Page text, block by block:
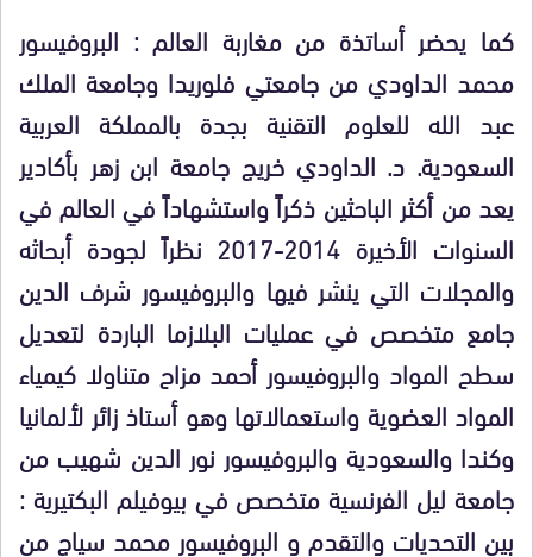
كما يحضر أساتذة من مغاربة العالم : البروفيسور
محمد الداودي من جامعتي فلوريدا وجامعة الملك
عبد الله للعلوم التقنية بجدة بالمملكة العربية
السعودية. د. الداودي خريج جامعة ابن زهر بأكادير
يعد من أكثر الباحثين ذكراً واستشهاداً في العالم في
السنوات الأخيرة 2014-2017 نظراً لجودة أبحاثه
والمجلات التي ينشر فيها والبروفيسور شرف الدين
جامع متخصص في عمليات البلازما الباردة لتعديل
سطح المواد والبروفيسور أحمد مزاح متناولا كيمياء
المواد العضوية واستعمالاتها وهو أستاذ زائر لألمانيا
وكندا والسعودية والبروفيسور نور الدين شهيب من
جامعة ليل الفرنسية متخصص في بيوفيلم البكتيرية :
بين التحديات والتقدم و البروفيسور محمد سياج من